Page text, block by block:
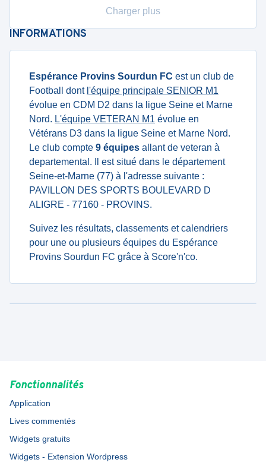
Charger plus
INFORMATIONS
Espérance Provins Sourdun FC est un club de
Football dont l'équipe principale SENIOR M1
évolue en CDM D2 dans la ligue Seine et Marne
Nord. L'équipe VETERAN M1 évolue en
Vétérans D3 dans la ligue Seine et Marne Nord.
Le club compte 9 équipes allant de veteran à
departemental. Il est situé dans le département
Seine-et-Marne (77) à l'adresse suivante :
PAVILLON DES SPORTS BOULEVARD D
ALIGRE - 77160 - PROVINS.
Suivez les résultats, classements et calendriers
pour une ou plusieurs équipes du Espérance
Provins Sourdun FC grâce à Score'n'co.
Fonctionnalités
Application
Lives commentés
Widgets gratuits
Widgets - Extension Wordpress